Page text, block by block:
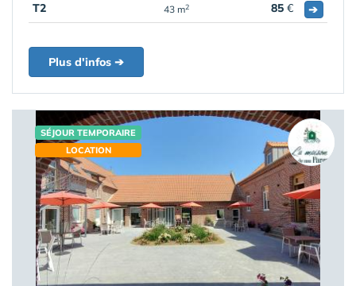
T2
43 m2 85 € ➔
Plus d'infos ➔
SÉJOUR TEMPORAIRE
LOCATION